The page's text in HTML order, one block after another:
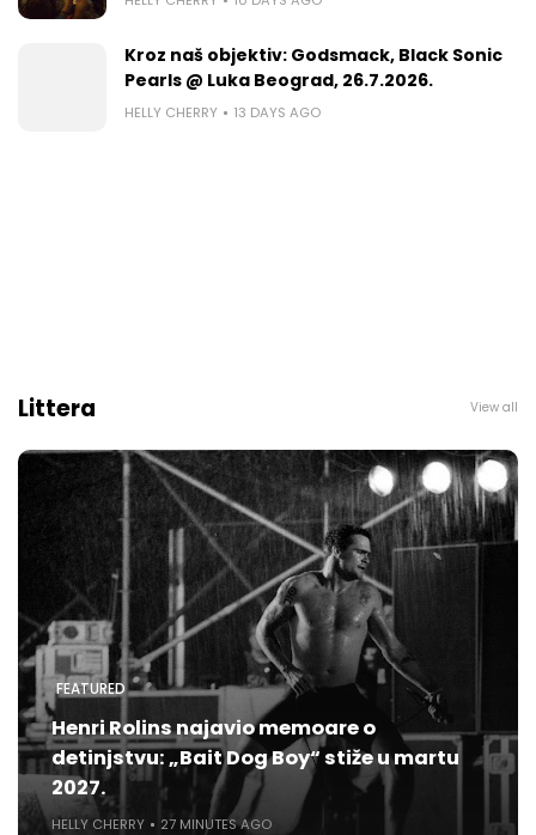
Kroz naš objektiv: Godsmack, Black Sonic
Pearls @ Luka Beograd, 26.7.2026.
HELLY CHERRY 13 DAYS AGO
Littera View all
FEATURED
Henri Rolins najavio memoare o
detinjstvu: „Bait Dog Boy“ stiže u martu
2027.
HELLY CHERRY 27 MINUTES AGO